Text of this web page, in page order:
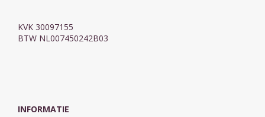
KVK 30097155
BTW NL007450242B03
INFORMATIE